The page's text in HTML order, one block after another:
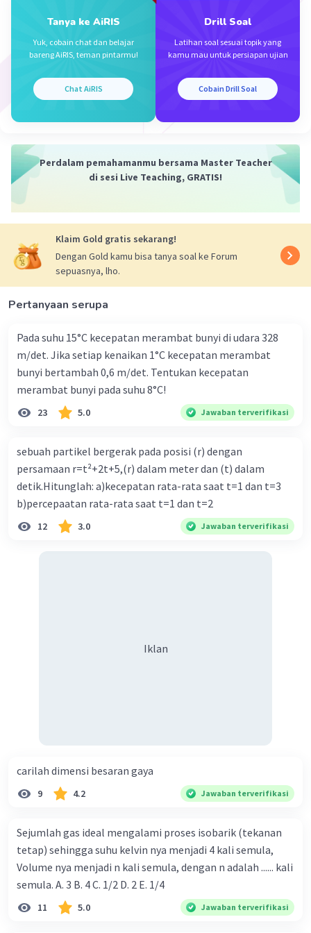
a • b = ....?
Pembahasan :
a • b = (9)(12) cos 60°
Beri Rating 0.0( Balas
Iklan
Tanya ke AiRIS
Yuk, cobain chat dan belajar
bareng AiRIS, teman pintarmu!
Chat AiRIS
Drill Soal
Latihan soal sesuai topik yang
kamu mau untuk persiapan ujian
Cobain Drill Soal
Perdalam pemahamanmu bersama Master Teacher
di sesi Live Teaching, GRATIS!
Klaim Gold gratis sekarang!
Dengan Gold kamu bisa tanya soal ke Forum
sepuasnya, lho.
Pertanyaan serupa
Pada suhu 15°C kecepatan merambat bunyi di udara 328
m/det. Jika setiap kenaikan 1°C kecepatan merambat
bunyi bertambah 0,6 m/det. Tentukan kecepatan
merambat bunyi pada suhu 8°C!
23 5.0 Jawaban terverifikasi
sebuah partikel bergerak pada posisi (r) dengan
persamaan r=t²+2t+5,(r) dalam meter dan (t) dalam
detik.Hitunglah: a)kecepatan rata-rata saat t=1 dan t=3
b)percepaatan rata-rata saat t=1 dan t=2
12 3.0 Jawaban terverifikasi
Iklan
carilah dimensi besaran gaya
9 4.2 Jawaban terverifikasi
Sejumlah gas ideal mengalami proses isobarik (tekanan
tetap) sehingga suhu kelvin nya menjadi 4 kali semula,
Volume nya menjadi n kali semula, dengan n adalah ...... kali
semula. A. 3 B. 4 C. 1/2 D. 2 E. 1/4
11 5.0 Jawaban terverifikasi